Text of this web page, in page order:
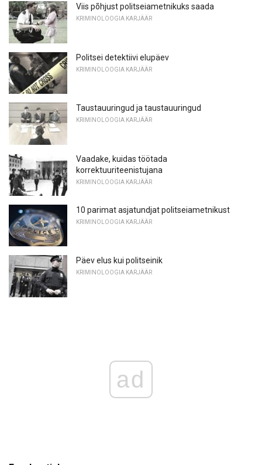
Viis põhjust politseiametnikuks saada
KRIMINOLOOGIA KARJÄÄR
Politsei detektiivi elupäev
KRIMINOLOOGIA KARJÄÄR
Taustauuringud ja taustauuringud
KRIMINOLOOGIA KARJÄÄR
Vaadake, kuidas töötada
korrektuuriteenistujana
KRIMINOLOOGIA KARJÄÄR
10 parimat asjatundjat politseiametnikust
KRIMINOLOOGIA KARJÄÄR
Päev elus kui politseinik
KRIMINOLOOGIA KARJÄÄR
ad